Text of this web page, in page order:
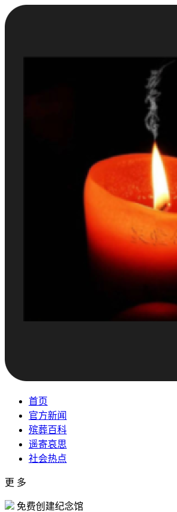
首页
官方新闻
殡葬百科
遥寄哀思
社会热点
更 多
免费创建纪念馆